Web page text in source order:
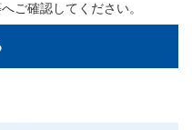
ご確認してください。